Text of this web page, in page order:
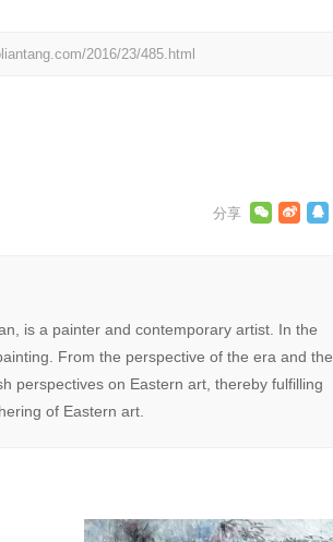
2016/23/485.html
is a painter and contemporary artist. In the
From the perspective of the era and the
perspectives on Eastern art, thereby fulfilling
of Eastern art.